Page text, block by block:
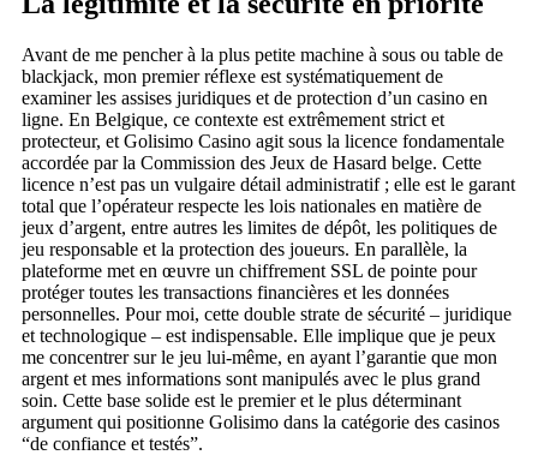
Avant de me pencher à la plus petite machine à sous ou table de
blackjack, mon premier réflexe est systématiquement de
examiner les assises juridiques et de protection d’un casino en
ligne. En Belgique, ce contexte est extrêmement strict et
protecteur, et Golisimo Casino agit sous la licence fondamentale
accordée par la Commission des Jeux de Hasard belge. Cette
licence n’est pas un vulgaire détail administratif ; elle est le garant
total que l’opérateur respecte les lois nationales en matière de
jeux d’argent, entre autres les limites de dépôt, les politiques de
jeu responsable et la protection des joueurs. En parallèle, la
plateforme met en œuvre un chiffrement SSL de pointe pour
protéger toutes les transactions financières et les données
personnelles. Pour moi, cette double strate de sécurité – juridique
et technologique – est indispensable. Elle implique que je peux
me concentrer sur le jeu lui-même, en ayant l’garantie que mon
argent et mes informations sont manipulés avec le plus grand
soin. Cette base solide est le premier et le plus déterminant
argument qui positionne Golisimo dans la catégorie des casinos
“de confiance et testés”.